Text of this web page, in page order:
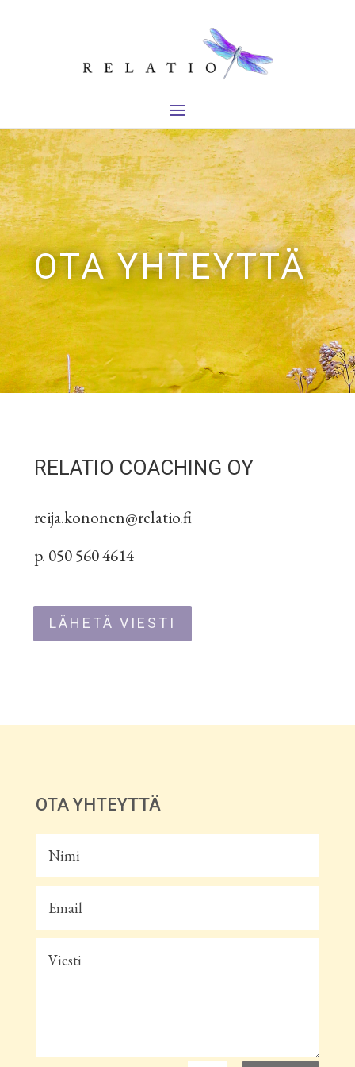
OTA YHTEYTTÄ
RELATIO COACHING OY
reija.kononen@relatio.fi
p. 050 560 4614
LÄHETÄ VIESTI
OTA YHTEYTTÄ